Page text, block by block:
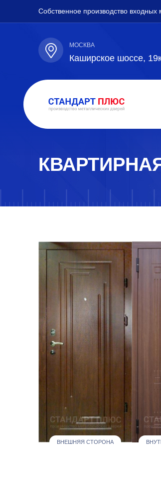
Собственное производство входных
МОСКВА
Каширское шоссе,
ВНЕШНЯЯ СТОРОНА